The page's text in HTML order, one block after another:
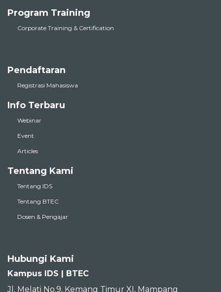
Program Training
Corporate Training & Certification
Pendaftaran
Registrasi Mahasiswa
Info Terbaru
Webinar
Event
Articles
Tentang Kami
Tentang IDS
Tentang BTEC
Dosen & Pengajar
Hubungi Kami
Kampus IDS | BTEC
Jl. Melati No.9, Kemang Timur XI, Mampang